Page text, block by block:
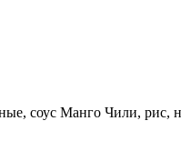
соус Манго Чили, рис,